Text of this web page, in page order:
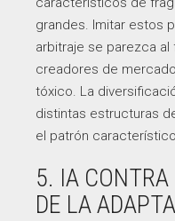
grandes. Imitar estos
arbitraje se parezca al
creadores de
tóxico. La
distintas estructuras
el patrón
5. IA
DE LA